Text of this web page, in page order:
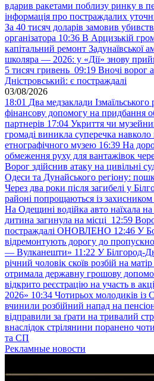
вдарив ракетами поблизу ринку в
інформація про постраждалих
За 40 тисяч доларів замовив
організатора 10:36 В Арцизькій
капітальний ремонт Задунаївської
школяра — 2026: у «Дії» знову
5 тисяч гривень 09:19 Вночі ворог
Дністровський: є постраждалі
03/08/2026
18:01 Два медзаклади
фінансову допомогу на придбання
партнерів 17:04 Укриття чи
громаді виникла суперечка навколо
етнографічного музею 16:39 На
обмеження руху для вантажівок
Ворог здійснив атаку на цивільні
Одеси та Дунайського регіону:
Через два роки після загибелі у
районі попрощаються із
На Одещині водійка авто наїхала
дитина загинула на місці 12:59
постраждалі ОНОВЛЕНО 12:46 У
відремонтують дорогу до
— Вулканешти» 11:22 У Білгород-
річний чоловік скоїв розбій на
отримала державну грошову
відкрито реєстрацію на участь в
2026» 10:34 Чотирьох молодиків із
вчинили розбійний напад на
відправили за ґрати на тривалий
внаслідок стрілянини поранено
та СП
Рекламные новости